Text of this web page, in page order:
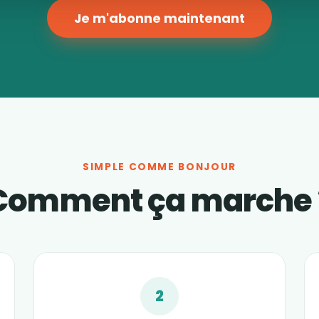
Je m'abonne maintenant
SIMPLE COMME BONJOUR
ça marche
2